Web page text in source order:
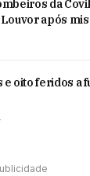
da
após
e oito feridos a